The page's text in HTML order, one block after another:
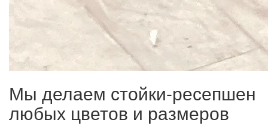
Мы делаем стойки-ресепшен
любых цветов и размеров